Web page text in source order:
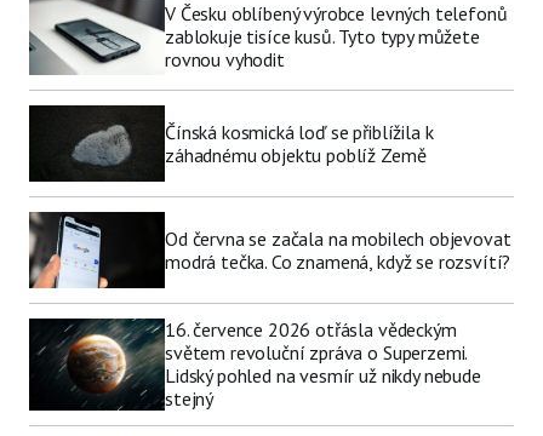
V Česku oblíbený výrobce levných telefonů
zablokuje tisíce kusů. Tyto typy můžete
rovnou vyhodit
Čínská kosmická loď se přiblížila k
záhadnému objektu poblíž Země
Od června se začala na mobilech objevovat
modrá tečka. Co znamená, když se rozsvítí?
16. července 2026 otřásla vědeckým
světem revoluční zpráva o Superzemi.
Lidský pohled na vesmír už nikdy nebude
stejný